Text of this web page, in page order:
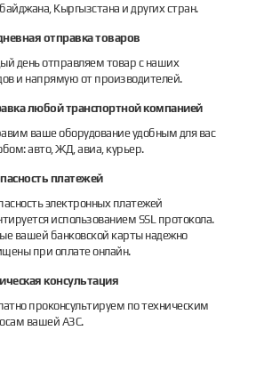
Электронасос для бензина Petroll
23 700 руб.
Кыргызстана и других стран.
отправка товаров
день отправляем товар с наших
и напрямую от производителей.
любой транспортной компанией
ваше оборудование удобным для вас
авто, ЖД, авиа, курьер.
платежей
электронных платежей
использованием SSL протокола.
вашей банковской карты надежно
при оплате онлайн.
консультация
проконсультируем по техническим
вашей АЗС.